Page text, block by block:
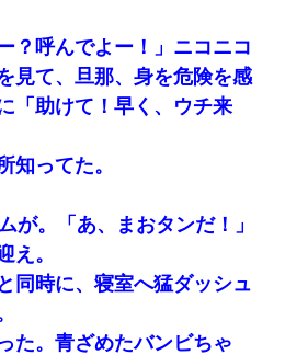
写真を保存して顔面評価スレで写真
という評価の中で二人ほど意外に好
が引越すというので手伝いに行った
にとんでもないモノを見つけた
性だったからこのまま療養させて下
になった
女がいた。こんな完璧な容姿を持っ
ぁ…と思ってた
？呼んでよー！」ニコニコ
見て、旦那、身を危険を感
「助けて！早く、ウチ来
知ってた。
が。「あ、まおタンだ！」
え。
同時に、寝室へ猛ダッシュ
た。青ざめたバンビちゃ